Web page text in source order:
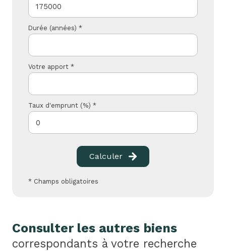
Durée (années) *
Votre apport *
Taux d'emprunt (%) *
Calculer
* Champs obligatoires
Consulter les autres biens
correspondants à votre recherche